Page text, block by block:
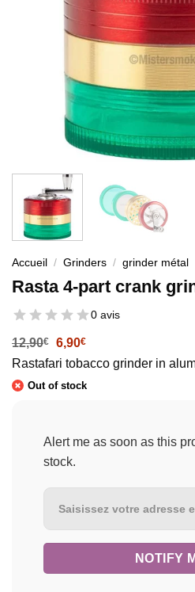
Accueil / Grinders / grinder métal
Rasta 4-part crank
0 avis
12,90€
Le
initial
était :
12,90€.
6,90€Le
actuel
6,90€.
Rastafari tobacco grinder in
Out of stock
Alert me as soon as this
stock.